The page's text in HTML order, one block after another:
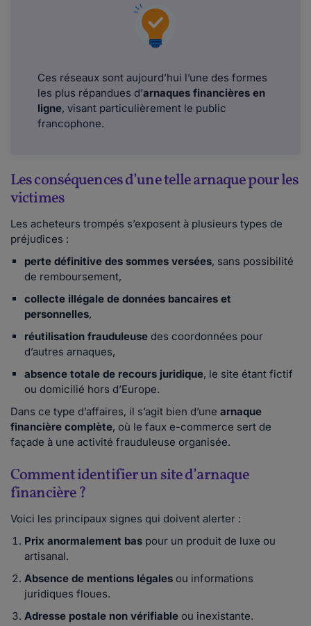
Ces réseaux sont aujourd’hui l’une des formes
les plus répandues d’arnaques financières en
ligne, visant particulièrement le public
francophone.
Les conséquences d’une telle arnaque pour les
victimes
Les acheteurs trompés s’exposent à plusieurs types de
préjudices :
perte définitive des sommes versées, sans possibilité
de remboursement,
collecte illégale de données bancaires et
personnelles,
réutilisation frauduleuse des coordonnées pour
d’autres arnaques,
absence totale de recours juridique, le site étant fictif
ou domicilié hors d’Europe.
Dans ce type d’affaires, il s’agit bien d’une arnaque
financière complète, où le faux e-commerce sert de
façade à une activité frauduleuse organisée.
Comment identifier un site d’arnaque
financière ?
Voici les principaux signes qui doivent alerter :
Prix anormalement bas pour un produit de luxe ou
artisanal.
Absence de mentions légales ou informations
juridiques floues.
Adresse postale non vérifiable ou inexistante.